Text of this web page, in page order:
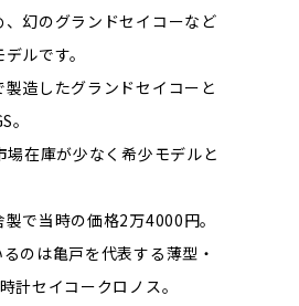
幻のグランドセイコーなど
ルです。
造したグランドセイコーと
。
場在庫が少なく希少モデルと
で当時の価格2万4000円。
のは亀戸を代表する薄型・
計セイコークロノス。